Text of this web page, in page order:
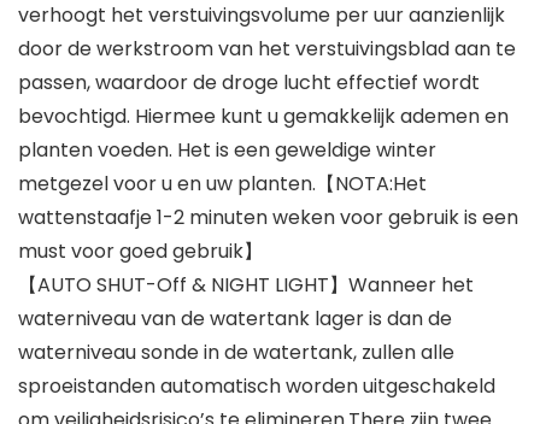
verhoogt het verstuivingsvolume per uur aanzienlijk
door de werkstroom van het verstuivingsblad aan te
passen, waardoor de droge lucht effectief wordt
bevochtigd. Hiermee kunt u gemakkelijk ademen en
planten voeden. Het is een geweldige winter
metgezel voor u en uw planten.【NOTA:Het
wattenstaafje 1-2 minuten weken voor gebruik is een
must voor goed gebruik】
【AUTO SHUT-Off & NIGHT LIGHT】Wanneer het
waterniveau van de watertank lager is dan de
waterniveau sonde in de watertank, zullen alle
sproeistanden automatisch worden uitgeschakeld